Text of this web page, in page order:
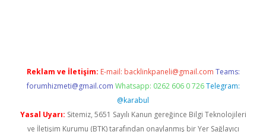
Reklam ve İletişim: E-mail: backlinkpaneli@gmail.com Teams:
forumhizmeti@gmail.com Whatsapp: 0262 606 0 726 Telegram:
@karabul
Yasal Uyarı: Sitemiz, 5651 Sayılı Kanun gereğince Bilgi Teknolojileri
ve İletişim Kurumu (BTK) tarafından onaylanmış bir Yer Sağlayıcı